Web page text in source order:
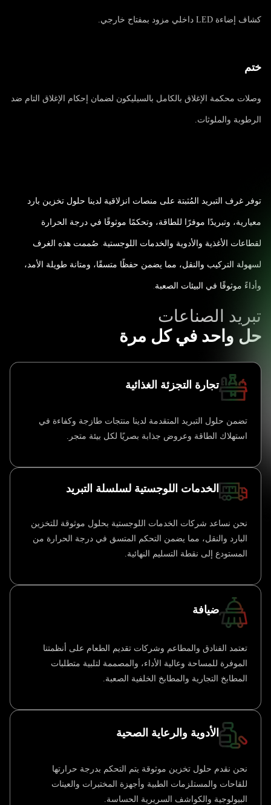
كشاف إضاءة LED داخلي مزود بمفتاح خارجي.
ختم
وصلات محكمة الإغلاق بالكامل بالسيليكون لضمان إحكام الإغلاق التام ضد
الرطوبة والملوثات.
توفر غرف التبريد المُثبتة على منصات انزلاقية لدينا حلول تخزين بارد
معيارية، وتبريدًا موفرًا للطاقة، وتحكمًا موثوقًا في درجة الحرارة
لقطاعات الأغذية والأدوية والخدمات اللوجستية. صُممت هذه الغرف
لسهولة التركيب والنقل، مما يضمن حفظًا متسقًا، ومتانة طويلة الأمد،
وأداءً موثوقًا في البيئات الصعبة.
تبريد الصناعات
حل واحد في كل مرة
تجارة التجزئة الغذائية
تضمن حلول التبريد المتقدمة لدينا منتجات طازجة وكفاءة في
استهلاك الطاقة وعروض جذابة بصريًا لكل بيئة متجر.
الخدمات اللوجستية لسلسلة التبريد
نحن نساعد شركات الخدمات اللوجستية بحلول موثوقة للتخزين
البارد والنقل، مما يضمن التحكم المتسق في درجة الحرارة من
المستودع إلى نقطة التسليم النهائية.
ضيافة
تعتمد الفنادق والمطاعم وشركات تقديم الطعام على أنظمتنا
الموفرة للمساحة وعالية الأداء، والمصممة لتلبية متطلبات
المطابخ التجارية والمطابخ الخلفية الصعبة.
الأدوية والرعاية الصحية
نحن نقدم حلول تخزين موثوقة يتم التحكم بدرجة حرارتها
للقاحات والمستلزمات الطبية وأجهزة المختبرات والعينات
البيولوجية والكواشف السريرية الحساسة.